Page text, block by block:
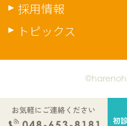
採用情報
トピックス